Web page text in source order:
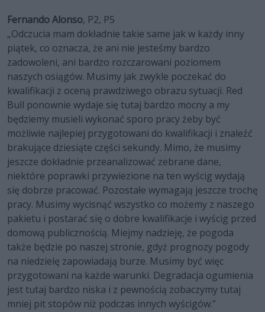
Fernando Alonso, P2, P5
„Odczucia mam dokładnie takie same jak w każdy inny
piątek, co oznacza, że ani nie jesteśmy bardzo
zadowoleni, ani bardzo rozczarowani poziomem
naszych osiągów. Musimy jak zwykle poczekać do
kwalifikacji z oceną prawdziwego obrazu sytuacji. Red
Bull ponownie wydaje się tutaj bardzo mocny a my
będziemy musieli wykonać sporo pracy żeby być
możliwie najlepiej przygotowani do kwalifikacji i znaleźć
brakujące dziesiąte części sekundy. Mimo, że musimy
jeszcze dokładnie przeanalizować zebrane dane,
niektóre poprawki przywiezione na ten wyścig wydają
się dobrze pracować. Pozostałe wymagają jeszcze trochę
pracy. Musimy wycisnąć wszystko co możemy z naszego
pakietu i postarać się o dobre kwalifikacje i wyścig przed
domową publicznością. Miejmy nadzieję, że pogoda
także będzie po naszej stronie, gdyż prognozy pogody
na niedzielę zapowiadają burze. Musimy być więc
przygotowani na każde warunki. Degradacja ogumienia
jest tutaj bardzo niska i z pewnością zobaczymy tutaj
mniej pit stopów niż podczas innych wyścigów.”